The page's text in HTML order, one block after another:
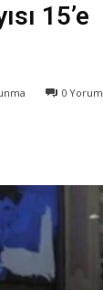
15’e
0 Yorum